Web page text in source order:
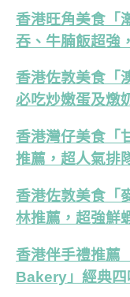
香港旺角美食「
吞、牛腩飯超強
香港佐敦美食「
必吃炒嫩蛋及燉
香港灣仔美食「
推薦，超人氣排
香港佐敦美食「
林推薦，超強鮮
香港伴手禮推薦
Bakery」經典四